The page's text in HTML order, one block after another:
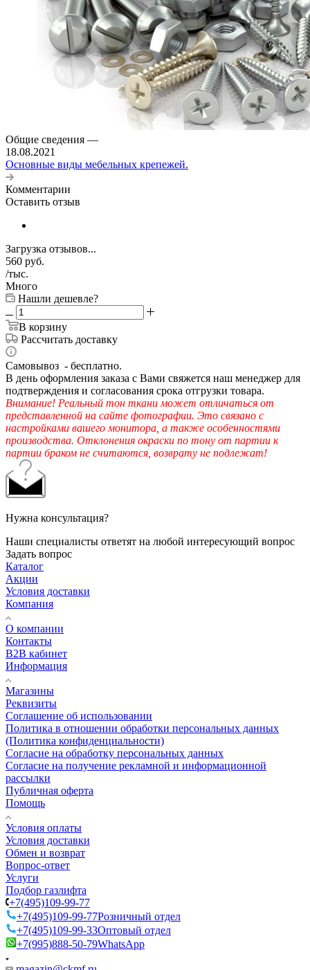
Общие сведения —
18.08.2021
Основные виды мебельных крепежей.
Комментарии
Оставить отзыв
Загрузка отзывов...
560 руб.
/тыс.
Много
Нашли дешевле?
В корзину
Рассчитать доставку
Самовывоз - бесплатно.
В день оформления заказа с Вами свяжется наш менеджер для
подтверждения и согласования срока отгрузки товара.
Внимание! Реальный тон ткани может отличаться от
представленной на сайте фотографии. Это связано с
настройками вашего монитора, а также особенностями
производства. Отклонения окраски по тону от партии к
партии браком не считаются, возврату не подлежат!
Нужна консультация?
Наши специалисты ответят на любой интересующий вопрос
Задать вопрос
Каталог
Акции
Условия доставки
Компания
О компании
Контакты
B2B кабинет
Информация
Магазины
Реквизиты
Соглашение об использовании
Политика в отношении обработки персональных данных
(Политика конфиденциальности)
Согласие на обработку персональных данных
Согласие на получение рекламной и информационной
рассылки
Публичная оферта
Помощь
Условия оплаты
Условия доставки
Обмен и возврат
Вопрос-ответ
Услуги
Подбор газлифта
+7(495)109-99-77
+7(495)109-99-77Розничный отдел
+7(495)109-99-33Оптовый отдел
+7(995)888-50-79WhatsApp